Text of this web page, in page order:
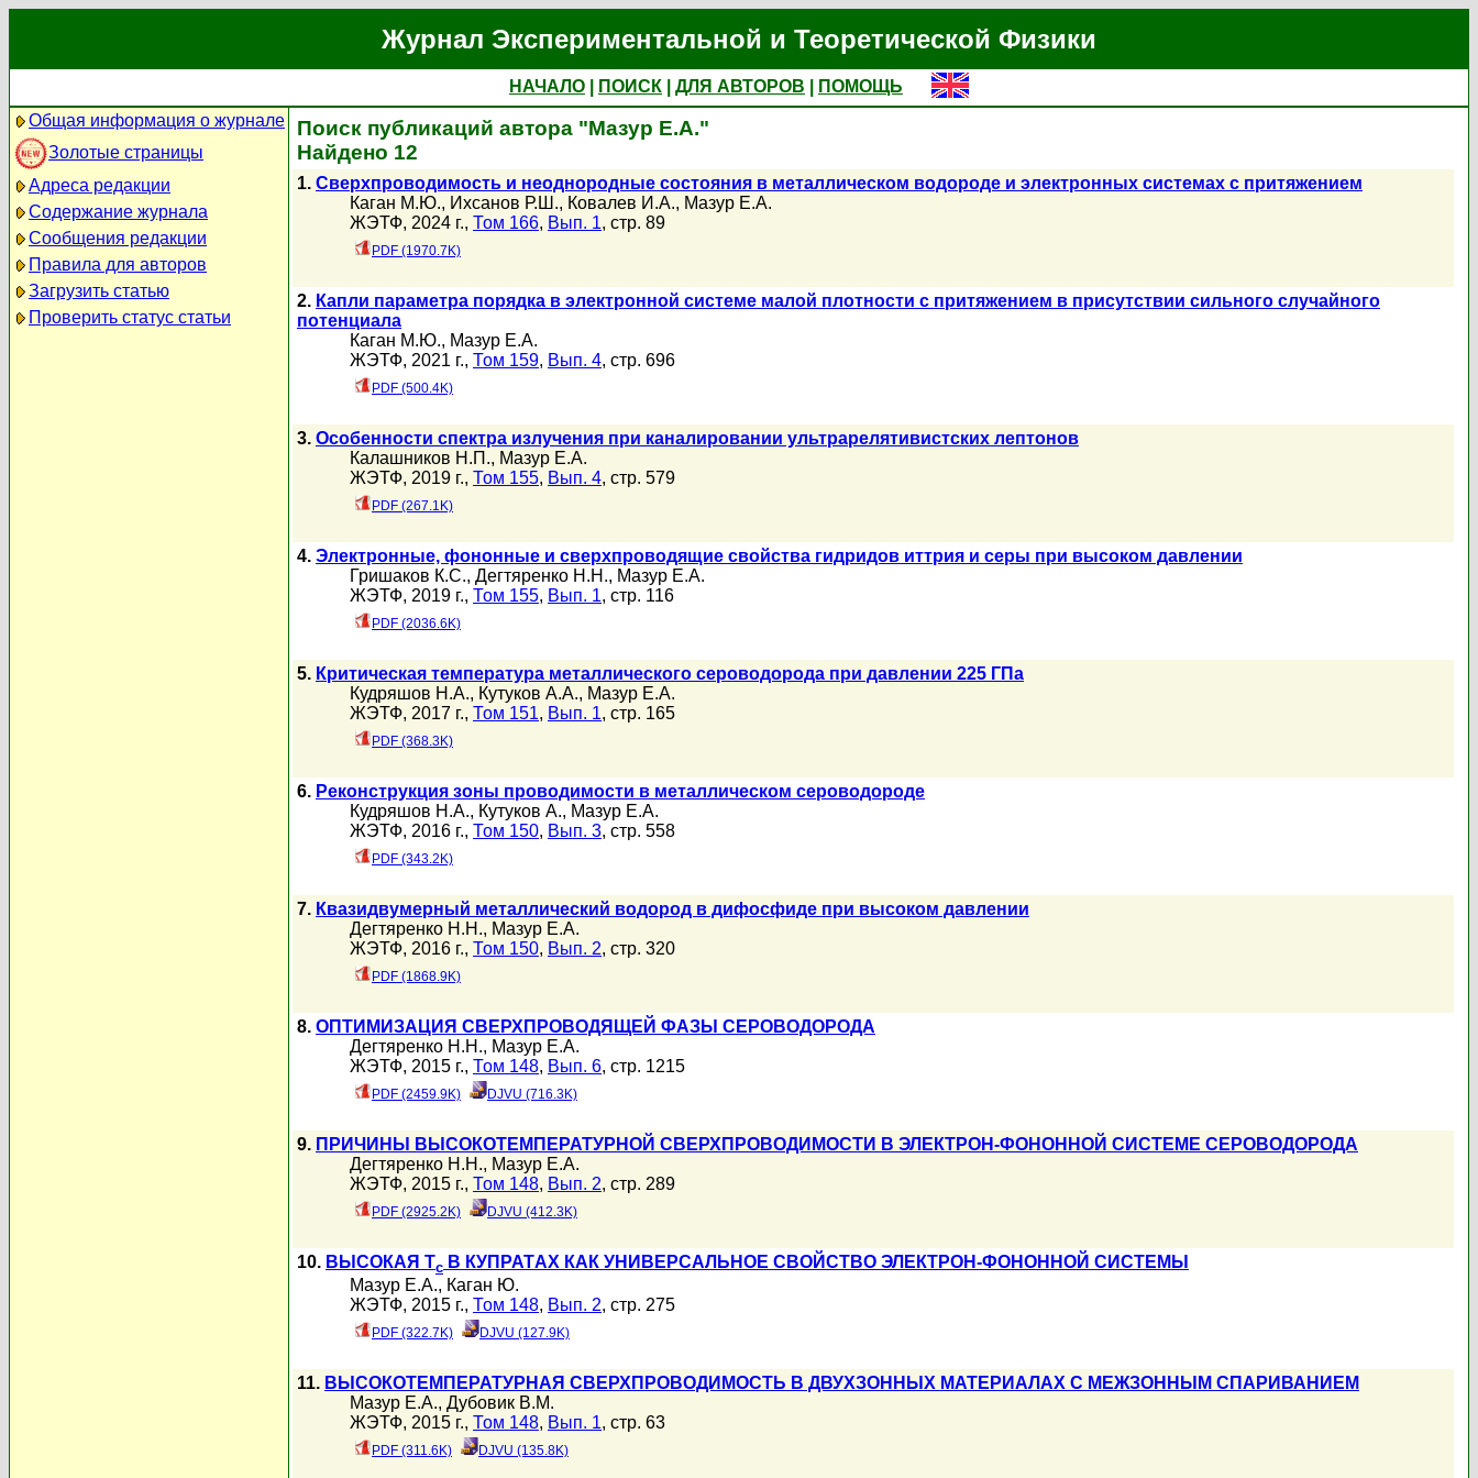
Журнал Экспериментальной и Теоретической Физики
НАЧАЛО ПОИСК ДЛЯ АВТОРОВ
ПОМОЩЬ
Общая информация о журнале
Золотые страницы
Адреса редакции
Содержание журнала
Сообщения редакции
Правила для авторов
Загрузить статью
Проверить статус статьи
Поиск публикаций автора "Мазур Е.А."
Найдено 12
1. Сверхпроводимость и неоднородные состояния в металлическом водороде и электронных системах с притяжением
Каган М.Ю., Ихсанов Р.Ш., Ковалев И.А., Мазур Е.А.
ЖЭТФ, 2024 г., Том 166, Вып. 1, стр. 89
PDF (1970.7K)
2. Капли параметра порядка в электронной системе малой плотности с притяжением в присутствии сильного случайного
потенциала
Каган М.Ю., Мазур Е.А.
ЖЭТФ, 2021 г., Том 159, Вып. 4, стр. 696
PDF (500.4K)
3. Особенности спектра излучения при каналировании ультрарелятивистских лептонов
Калашников Н.П., Мазур Е.А.
ЖЭТФ, 2019 г., Том 155, Вып. 4, стр. 579
PDF (267.1K)
4. Электронные, фононные и сверхпроводящие свойства гидридов иттрия и серы при высоком давлении
Гришаков К.С., Дегтяренко Н.Н., Мазур Е.А.
ЖЭТФ, 2019 г., Том 155, Вып. 1, стр. 116
PDF (2036.6K)
5. Критическая температура металлического сероводорода при давлении 225 ГПа
Кудряшов Н.А., Кутуков А.А., Мазур Е.А.
ЖЭТФ, 2017 г., Том 151, Вып. 1, стр. 165
PDF (368.3K)
6. Реконструкция зоны проводимости в металлическом сероводороде
Кудряшов Н.А., Кутуков А., Мазур Е.А.
ЖЭТФ, 2016 г., Том 150, Вып. 3, стр. 558
PDF (343.2K)
7. Квазидвумерный металлический водород в дифосфиде при высоком давлении
Дегтяренко Н.Н., Мазур Е.А.
ЖЭТФ, 2016 г., Том 150, Вып. 2, стр. 320
PDF (1868.9K)
8. ОПТИМИЗАЦИЯ СВЕРХПРОВОДЯЩЕЙ ФАЗЫ СЕРОВОДОРОДА
Дегтяренко Н.Н., Мазур Е.А.
ЖЭТФ, 2015 г., Том 148, Вып. 6, стр. 1215
PDF (2459.9K) DJVU (716.3K)
9. ПРИЧИНЫ ВЫСОКОТЕМПЕРАТУРНОЙ СВЕРХПРОВОДИМОСТИ В ЭЛЕКТРОН-ФОНОННОЙ СИСТЕМЕ СЕРОВОДОРОДА
Дегтяренко Н.Н., Мазур Е.А.
ЖЭТФ, 2015 г., Том 148, Вып. 2, стр. 289
PDF (2925.2K) DJVU (412.3K)
10. ВЫСОКАЯ Tc В КУПРАТAX КАК УНИВЕРСАЛЬНОЕ СВОЙСТВО ЭЛЕКТРОН-ФОНОННОЙ СИСТЕМЫ
Мазур Е.А., Каган Ю.
ЖЭТФ, 2015 г., Том 148, Вып. 2, стр. 275
PDF (322.7K) DJVU (127.9K)
11. ВЫСОКОТЕМПЕРАТУРНАЯ СВЕРХПРОВОДИМОСТЬ В ДВУХЗОННЫХ МАТЕРИАЛАХ C МЕЖЗОННЫМ СПАРИВАНИЕМ
Мазур Е.А., Дубовик В.М.
ЖЭТФ, 2015 г., Том 148, Вып. 1, стр. 63
PDF (311.6K) DJVU (135.8K)